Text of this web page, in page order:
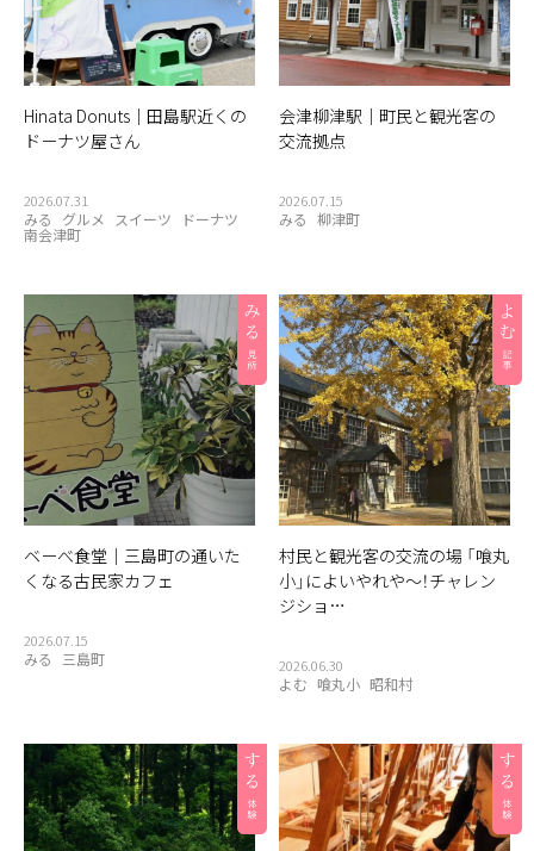
Hinata Donuts｜田島駅近くの
ドーナツ屋さん
2026.07.31
みる グルメ スイーツ ドーナツ
南会津町
会津柳津駅｜町民と観光客の
交流拠点
2026.07.15
みる 柳津町
ベーべ食堂｜三島町の通いた
くなる古民家カフェ
2026.07.15
みる 三島町
村民と観光客の交流の場 「喰丸
小」によいやれや〜！チャレン
ジショ…
2026.06.30
よむ 喰丸小 昭和村